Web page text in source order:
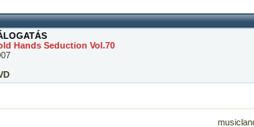
Hands Seduction Vol.70